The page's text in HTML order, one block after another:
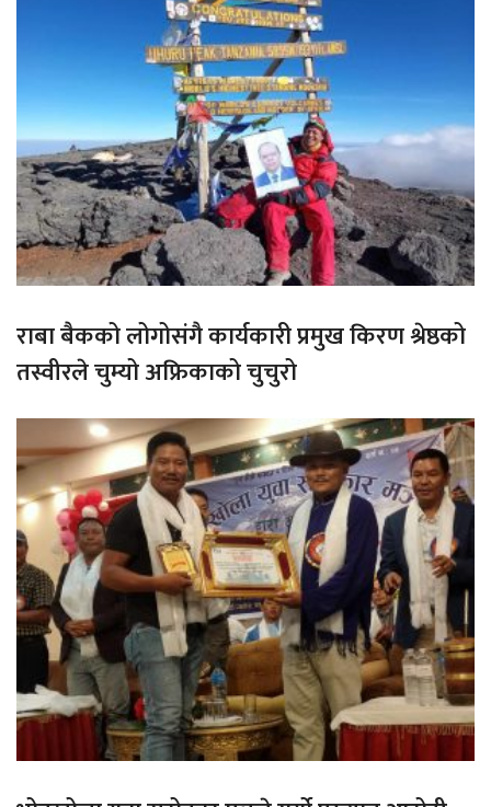
राबा बैकको लोगोसंगै कार्यकारी प्रमुख किरण श्रेष्ठको
तस्वीरले चुम्यो अफ्रिकाको चुचुरो